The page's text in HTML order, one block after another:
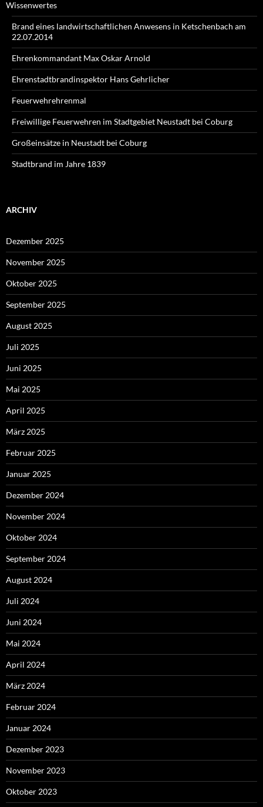
Wissenwertes
Brand eines landwirtschaftlichen Anwesens in Ketschenbach am
22.07.2014
Ehrenkommandant Max Oskar Arnold
Ehrenstadtbrandinspektor Hans Gehrlicher
Feuerwehrehrenmal
Freiwillige Feuerwehren im Stadtgebiet Neustadt bei Coburg
Großeinsätze in Neustadt bei Coburg
Stadtbrand im Jahre 1839
ARCHIV
Dezember 2025
November 2025
Oktober 2025
September 2025
August 2025
Juli 2025
Juni 2025
Mai 2025
April 2025
März 2025
Februar 2025
Januar 2025
Dezember 2024
November 2024
Oktober 2024
September 2024
August 2024
Juli 2024
Juni 2024
Mai 2024
April 2024
März 2024
Februar 2024
Januar 2024
Dezember 2023
November 2023
Oktober 2023